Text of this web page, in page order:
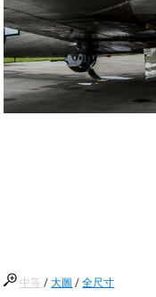
中等 /大圖 /全尺寸